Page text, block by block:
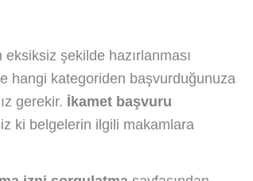
şekilde hazırlanması
hangi kategoriden başvurduğunuza
gerekir. İkamet başvuru
ki belgelerin ilgili makamlara